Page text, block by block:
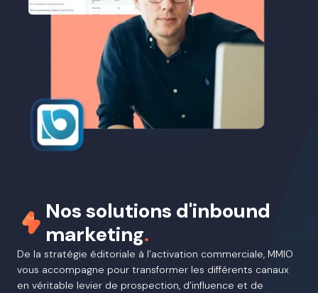
Nos solutions d'inbound
marketing.
De la stratégie éditoriale à l’activation commerciale, MMIO
vous accompagne pour transformer les différents canaux
en véritable levier de prospection, d’influence et de